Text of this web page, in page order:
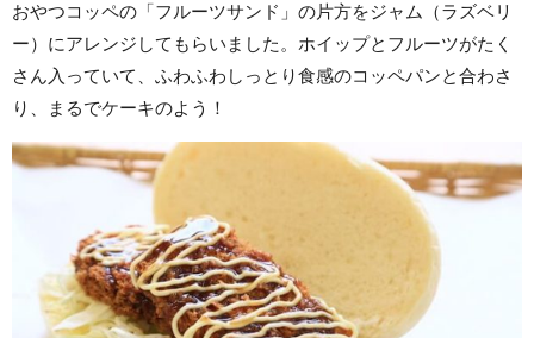
おやつコッペの「フルーツサンド」の片方をジャム（ラズベリ
ー）にアレンジしてもらいました。ホイップとフルーツがたく
さん入っていて、ふわふわしっとり食感のコッペパンと合わさ
り、まるでケーキのよう！